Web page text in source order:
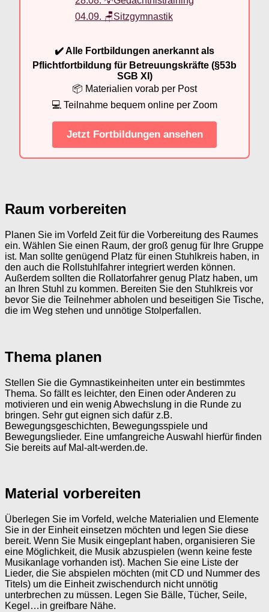
04.09. 🪑Sitzgymnastik
✔️ Alle Fortbildungen anerkannt als
Pflichtfortbildung für Betreuungskräfte (§53b
SGB XI)
📦 Materialien vorab per Post
💻 Teilnahme bequem online per Zoom
Jetzt Fortbildungen ansehen
Raum vorbereiten
Planen Sie im Vorfeld Zeit für die Vorbereitung des Raumes
ein. Wählen Sie einen Raum, der groß genug für Ihre Gruppe
ist. Man sollte genügend Platz für einen Stuhlkreis haben, in
den auch die Rollstuhlfahrer integriert werden können.
Außerdem sollten die Rollatorfahrer genug Platz haben, um
an Ihren Stuhl zu kommen. Bereiten Sie den Stuhlkreis vor
bevor Sie die Teilnehmer abholen und beseitigen Sie Tische,
die im Weg stehen und unnötige Stolperfallen.
Thema planen
Stellen Sie die Gymnastikeinheiten unter ein bestimmtes
Thema. So fällt es leichter, den Einen oder Anderen zu
motivieren und ein wenig Abwechslung in die Runde zu
bringen. Sehr gut eignen sich dafür z.B.
Bewegungsgeschichten, Bewegungsspiele und
Bewegungslieder. Eine umfangreiche Auswahl hierfür finden
Sie bereits auf Mal-alt-werden.de.
Material vorbereiten
Überlegen Sie im Vorfeld, welche Materialien und Elemente
Sie in der Einheit einsetzen möchten und legen Sie diese
bereit. Wenn Sie Musik eingeplant haben, organisieren Sie
eine Möglichkeit, die Musik abzuspielen (wenn keine feste
Musikanlage vorhanden ist). Machen Sie eine Liste der
Lieder, die Sie abspielen möchten (mit CD und Nummer des
Titels) um die Einheit zwischendurch nicht unnötig
unterbrechen zu müssen. Legen Sie Bälle, Tücher, Seile,
Kegel…in greifbare Nähe.